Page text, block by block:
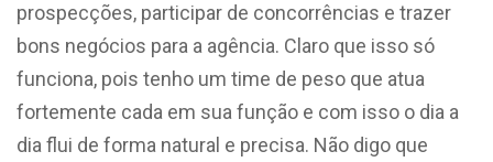
prospecções, participar de concorrências e trazer
bons negócios para a agência. Claro que isso só
funciona, pois tenho um time de peso que atua
fortemente cada em sua função e com isso o dia a
dia flui de forma natural e precisa. Não digo que